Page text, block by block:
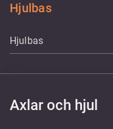
Hjulbas
Hjulbas
Axlar och hjul